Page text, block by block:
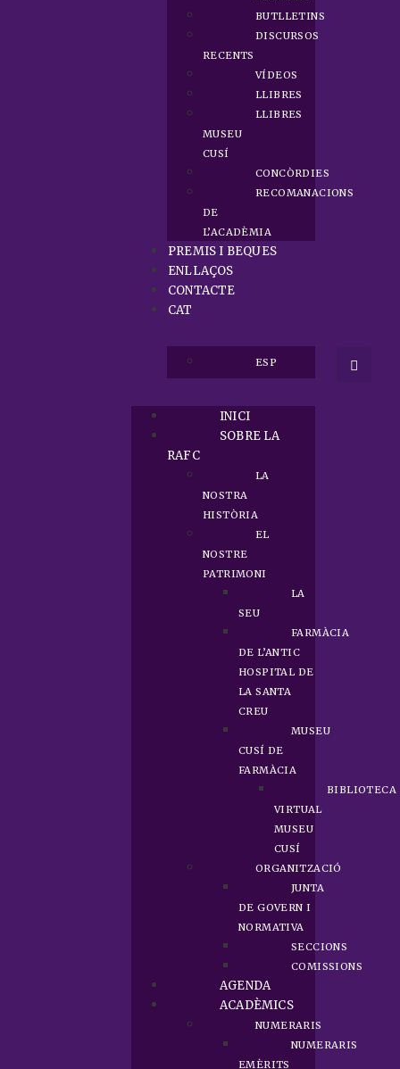
BUTLLETINS
DISCURSOS
RECENTS
VÍDEOS
LLIBRES
LLIBRES
MUSEU
CUSÍ
CONCÒRDIES
RECOMANACIONS
DE
L’ACADÈMIA
PREMIS I BEQUES
ENLLAÇOS
CONTACTE
CAT
ESP
INICI
SOBRE LA
RAFC
LA
NOSTRA
HISTÒRIA
EL
NOSTRE
PATRIMONI
LA
SEU
FARMÀCIA
DE L’ANTIC
HOSPITAL DE
LA SANTA
CREU
MUSEU
CUSÍ DE
FARMÀCIA
BIBLIOTECA
VIRTUAL
MUSEU
CUSÍ
ORGANITZACIÓ
JUNTA
DE GOVERN I
NORMATIVA
SECCIONS
COMISSIONS
AGENDA
ACADÈMICS
NUMERARIS
NUMERARIS
EMÈRITS